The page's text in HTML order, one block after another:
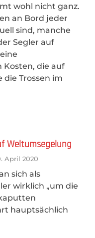
wohl nicht ganz.
an Bord jeder
sind, manche
Segler auf
Kosten, die auf
die Trossen im
Weltumsegelung
April 2020
sich als
wirklich „um die
hauptsächlich